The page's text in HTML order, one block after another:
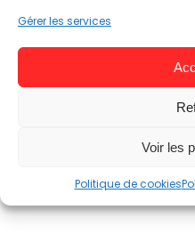
Gérer les services
Voir les
Politique de cookies